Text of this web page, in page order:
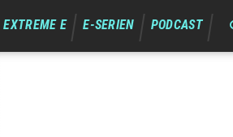
EXTREME E E-SERIEN PODCAST